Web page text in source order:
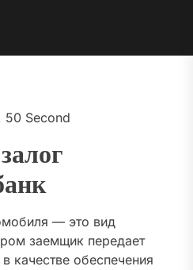
50 Second
— это вид
заемщик передает
качестве обеспечения